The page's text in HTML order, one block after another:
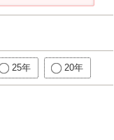
25年 20年